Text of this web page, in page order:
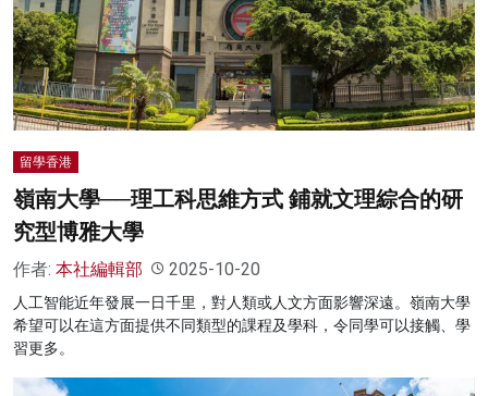
留學香港
嶺南大學──理工科思維方式 鋪就文理綜合的研
究型博雅大學
作者: 本社編輯部 2025-10-20
人工智能近年發展一日千里，對人類或人文方面影響深遠。嶺南大學
希望可以在這方面提供不同類型的課程及學科，令同學可以接觸、學
習更多。